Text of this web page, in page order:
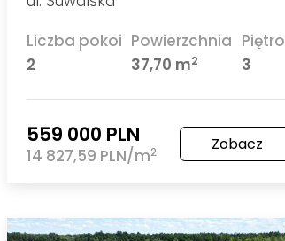
Liczba pokoi
2
Powierzchnia
37,70 m2
Piętro
3
559 000 PLN
14 827,59 PLN/m2 Zobacz